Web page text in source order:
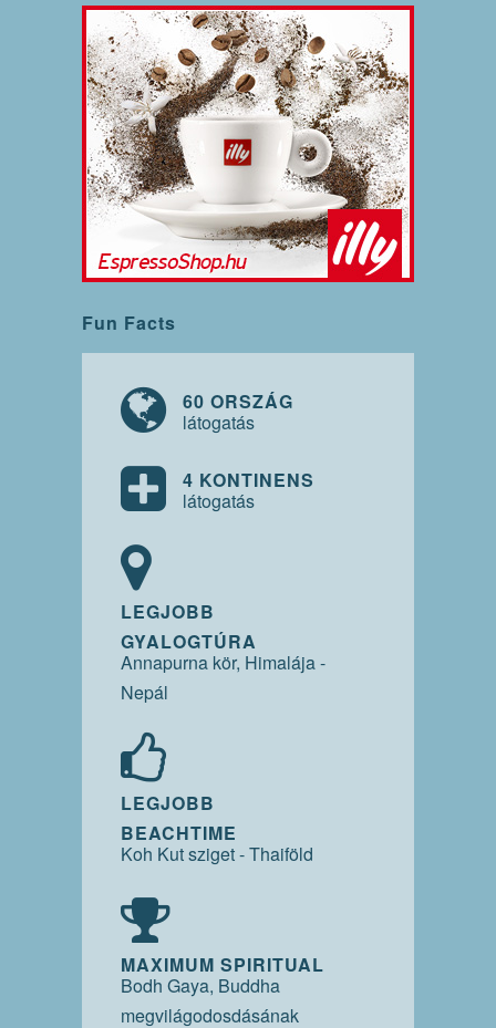
Fun Facts
60 ORSZÁG
látogatás
4 KONTINENS
látogatás
LEGJOBB
GYALOGTÚRA
Annapurna kör, Himalája -
Nepál
LEGJOBB
BEACHTIME
Koh Kut sziget - Thaiföld
MAXIMUM SPIRITUAL
Bodh Gaya, Buddha
megvilágodosdásának